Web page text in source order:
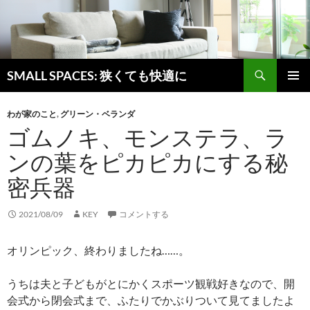
SMALL SPACES: 狭くても快適に
索
テ
ン
ツ
へ
ス
キ
プ
わが家のこと, グリーン・ベランダ
ゴムノキ、モンステラ、ラ
ンの葉をピカピカにする秘
密兵器
2021/08/09 KEY コメントする
オリンピック、終わりましたね……。
うちは夫と子どもがとにかくスポーツ観戦好きなので、開
会式から閉会式まで、ふたりでかぶりついて見てましたよ